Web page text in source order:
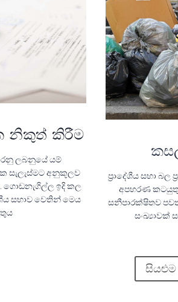
නිකුත් කිරීම
ලබනුයේ යම්
සැලැස්මට අනුකූලව
ගොඩනැගිල්ල ඉදි කල
සභාව වෙතින් මෙය
ප්‍රාදේශීය සභා
අපහරණ කටයුතු
සනීපාරක්ෂිතව
සංඛ්‍යාවක්